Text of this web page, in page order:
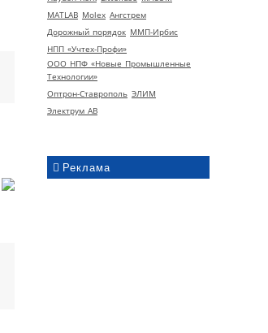
MATLAB Molex Ангстрем
Дорожный порядок ММП-Ирбис
НПП «Учтех-Профи»
ООО НПФ «Новые Промышленные
Технологии»
Оптрон-Ставрополь ЭЛИМ
Электрум АВ
Реклама